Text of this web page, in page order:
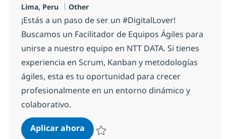
Ubicación
Lima, Peru Categoría
Other
¡Estás a un paso de ser un #DigitalLover!
Buscamos un Facilitador de Equipos Ágiles para
unirse a nuestro equipo en NTT DATA. Si tienes
experiencia en Scrum, Kanban y metodologías
ágiles, esta es tu oportunidad para crecer
profesionalmente en un entorno dinámico y
colaborativo.
Aplicar ahoraAgile Team Facilitator